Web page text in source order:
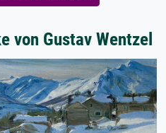
von Gustav Wentzel